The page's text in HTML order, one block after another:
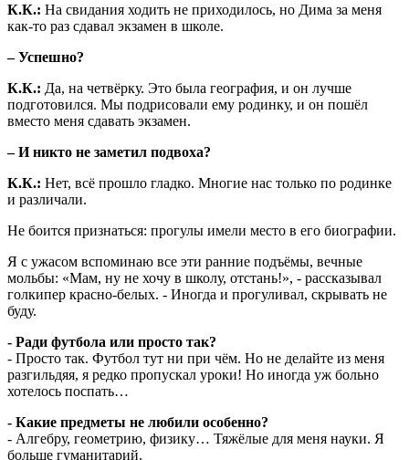
К.К.: На свидания ходить не приходилось, но Дима за меня
как-то раз сдавал экзамен в школе.
– Успешно?
К.К.: Да, на четвёрку. Это была география, и он лучше
подготовился. Мы подрисовали ему родинку, и он пошёл
вместо меня сдавать экзамен.
– И никто не заметил подвоха?
К.К.: Нет, всё прошло гладко. Многие нас только по родинке
и различали.
Не боится признаться: прогулы имели место в его биографии.
Я с ужасом вспоминаю все эти ранние подъёмы, вечные
мольбы: «Мам, ну не хочу в школу, отстань!», - рассказывал
голкипер красно-белых. - Иногда и прогуливал, скрывать не
буду.
- Ради футбола или просто так?
- Просто так. Футбол тут ни при чём. Но не делайте из меня
разгильдяя, я редко пропускал уроки! Но иногда уж больно
хотелось поспать…
- Какие предметы не любили особенно?
- Алгебру, геометрию, физику… Тяжёлые для меня науки. Я
больше гуманитарий.